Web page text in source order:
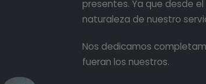
presentes. Ya que desde
naturaleza de nuestro
Nos dedicamos
fueran los nuestros.